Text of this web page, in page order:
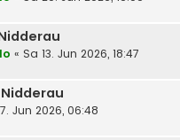
« Sa 13. Jun 2026, 18:47
Jun 2026, 06:48